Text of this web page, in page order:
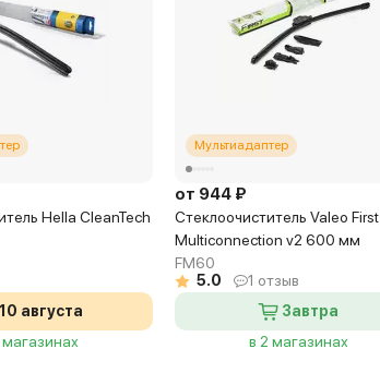
Hella CleanTech
10 августа
магазинах
Мультиадаптер
от 944 ₽
Стеклоочиститель Valeo First
Multiconnection v2 600 мм
FM60
5.0
1 отзыв
Завтра
в 2 магазинах